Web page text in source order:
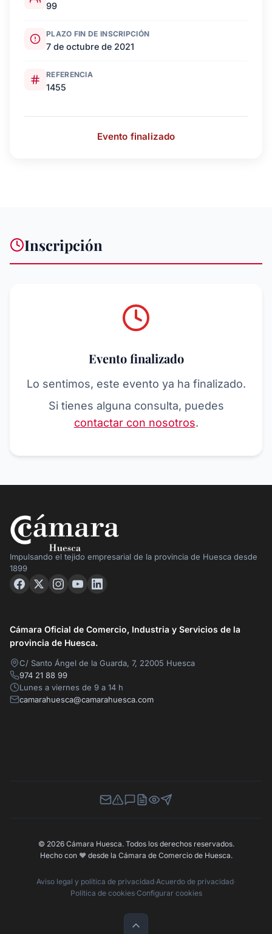
99
PLAZO FIN DE INSCRIPCIÓN
7 de octubre de 2021
REFERENCIA
1455
Evento finalizado
Inscripción
Evento finalizado
Lo sentimos, este evento ya ha finalizado.
Si tienes alguna consulta, puedes
contactar con nosotros.
Impulsando el tejido empresarial de la provincia de Huesca desde
1899
Cámara Oficial de Comercio, Industria y Servicios de la
provincia de Huesca.
C/ Santo Ángel de la Guarda, 7, 22005 Huesca
974 21 88 99
Lunes a viernes de 9 a 14 h
camarahuesca@camarahuesca.com
Newsletter
Canal de Denuncias
Buzón de Sugerencias
Perfil Contratante
Ley de Transparencia
Contacta con nosotros
© 2026 Cámara Huesca. Todos los derechos reservados.
Hecho con ❤️desde la Cámara de Comercio de Huesca.
Aviso legal y política de privacidad·Acuerdo de privacidad·
Política de cookies·Configurar cookies